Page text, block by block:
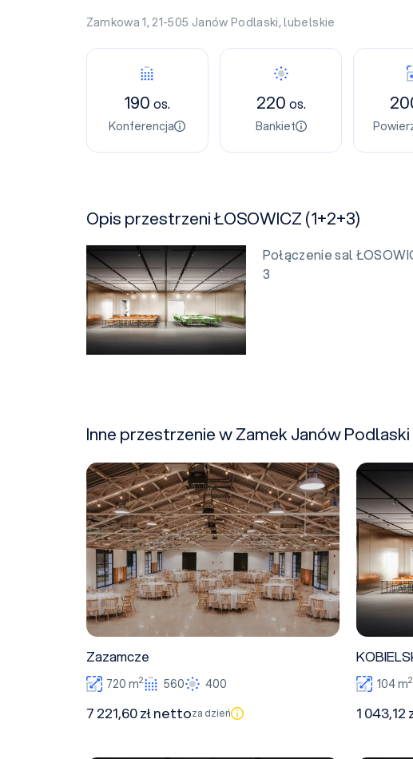
Zamkowa 1, 21-505 Janów Podlaski,lubelskie
190os.
Konferencja
220 os.
Bankiet
Opis przestrzeni ŁOSOWICZ (1+2+3)
Połączenie sal
3
Inne przestrzenie w Zamek Janów Podlaski
Zazamcze
Zazamcze
720 m2 560 400
7 221,60 zł nettoza dzień
104 m2
1